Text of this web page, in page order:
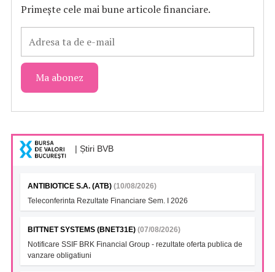
Primește cele mai bune articole financiare.
| Știri BVB
ANTIBIOTICE S.A. (ATB) (10/08/2026)
Teleconferinta Rezultate Financiare Sem. I 2026
BITTNET SYSTEMS (BNET31E) (07/08/2026)
Notificare SSIF BRK Financial Group - rezultate oferta publica de
vanzare obligatiuni